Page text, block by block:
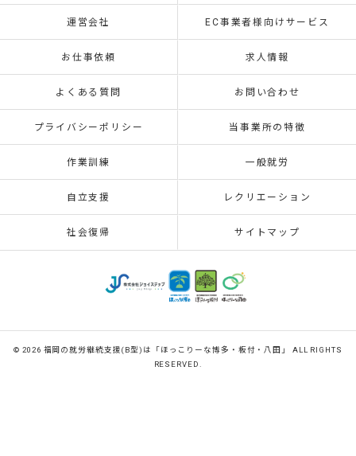
運営会社 EC事業者様向けサービス
お仕事依頼 求人情報
よくある質問 お問い合わせ
プライバシーポリシー 当事業所の特徴
作業訓練 一般就労
自立支援 レクリエーション
社会復帰 サイトマップ
© 2026 福岡の就労継続支援(B型)は「ほっこりーな博多・板付・八田」 ALL RIGHTS
RESERVED.